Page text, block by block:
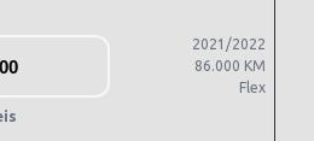
2021/2022
86.000 KM
Flex